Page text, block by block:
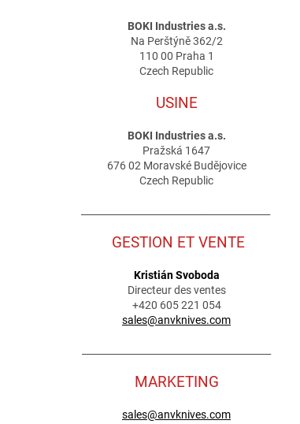
BOKI Industries a.s.
Na Perštýně 362/2
110 00 Praha 1
Czech Republic
USINE
BOKI Industries a.s.
Pražská 1647
676 02 Moravské Budějovice
Czech Republic
GESTION ET VENTE
Kristián Svoboda
Directeur des ventes
+420 605 221 054
sales@anvknives.com
MARKETING
sales@anvknives.com